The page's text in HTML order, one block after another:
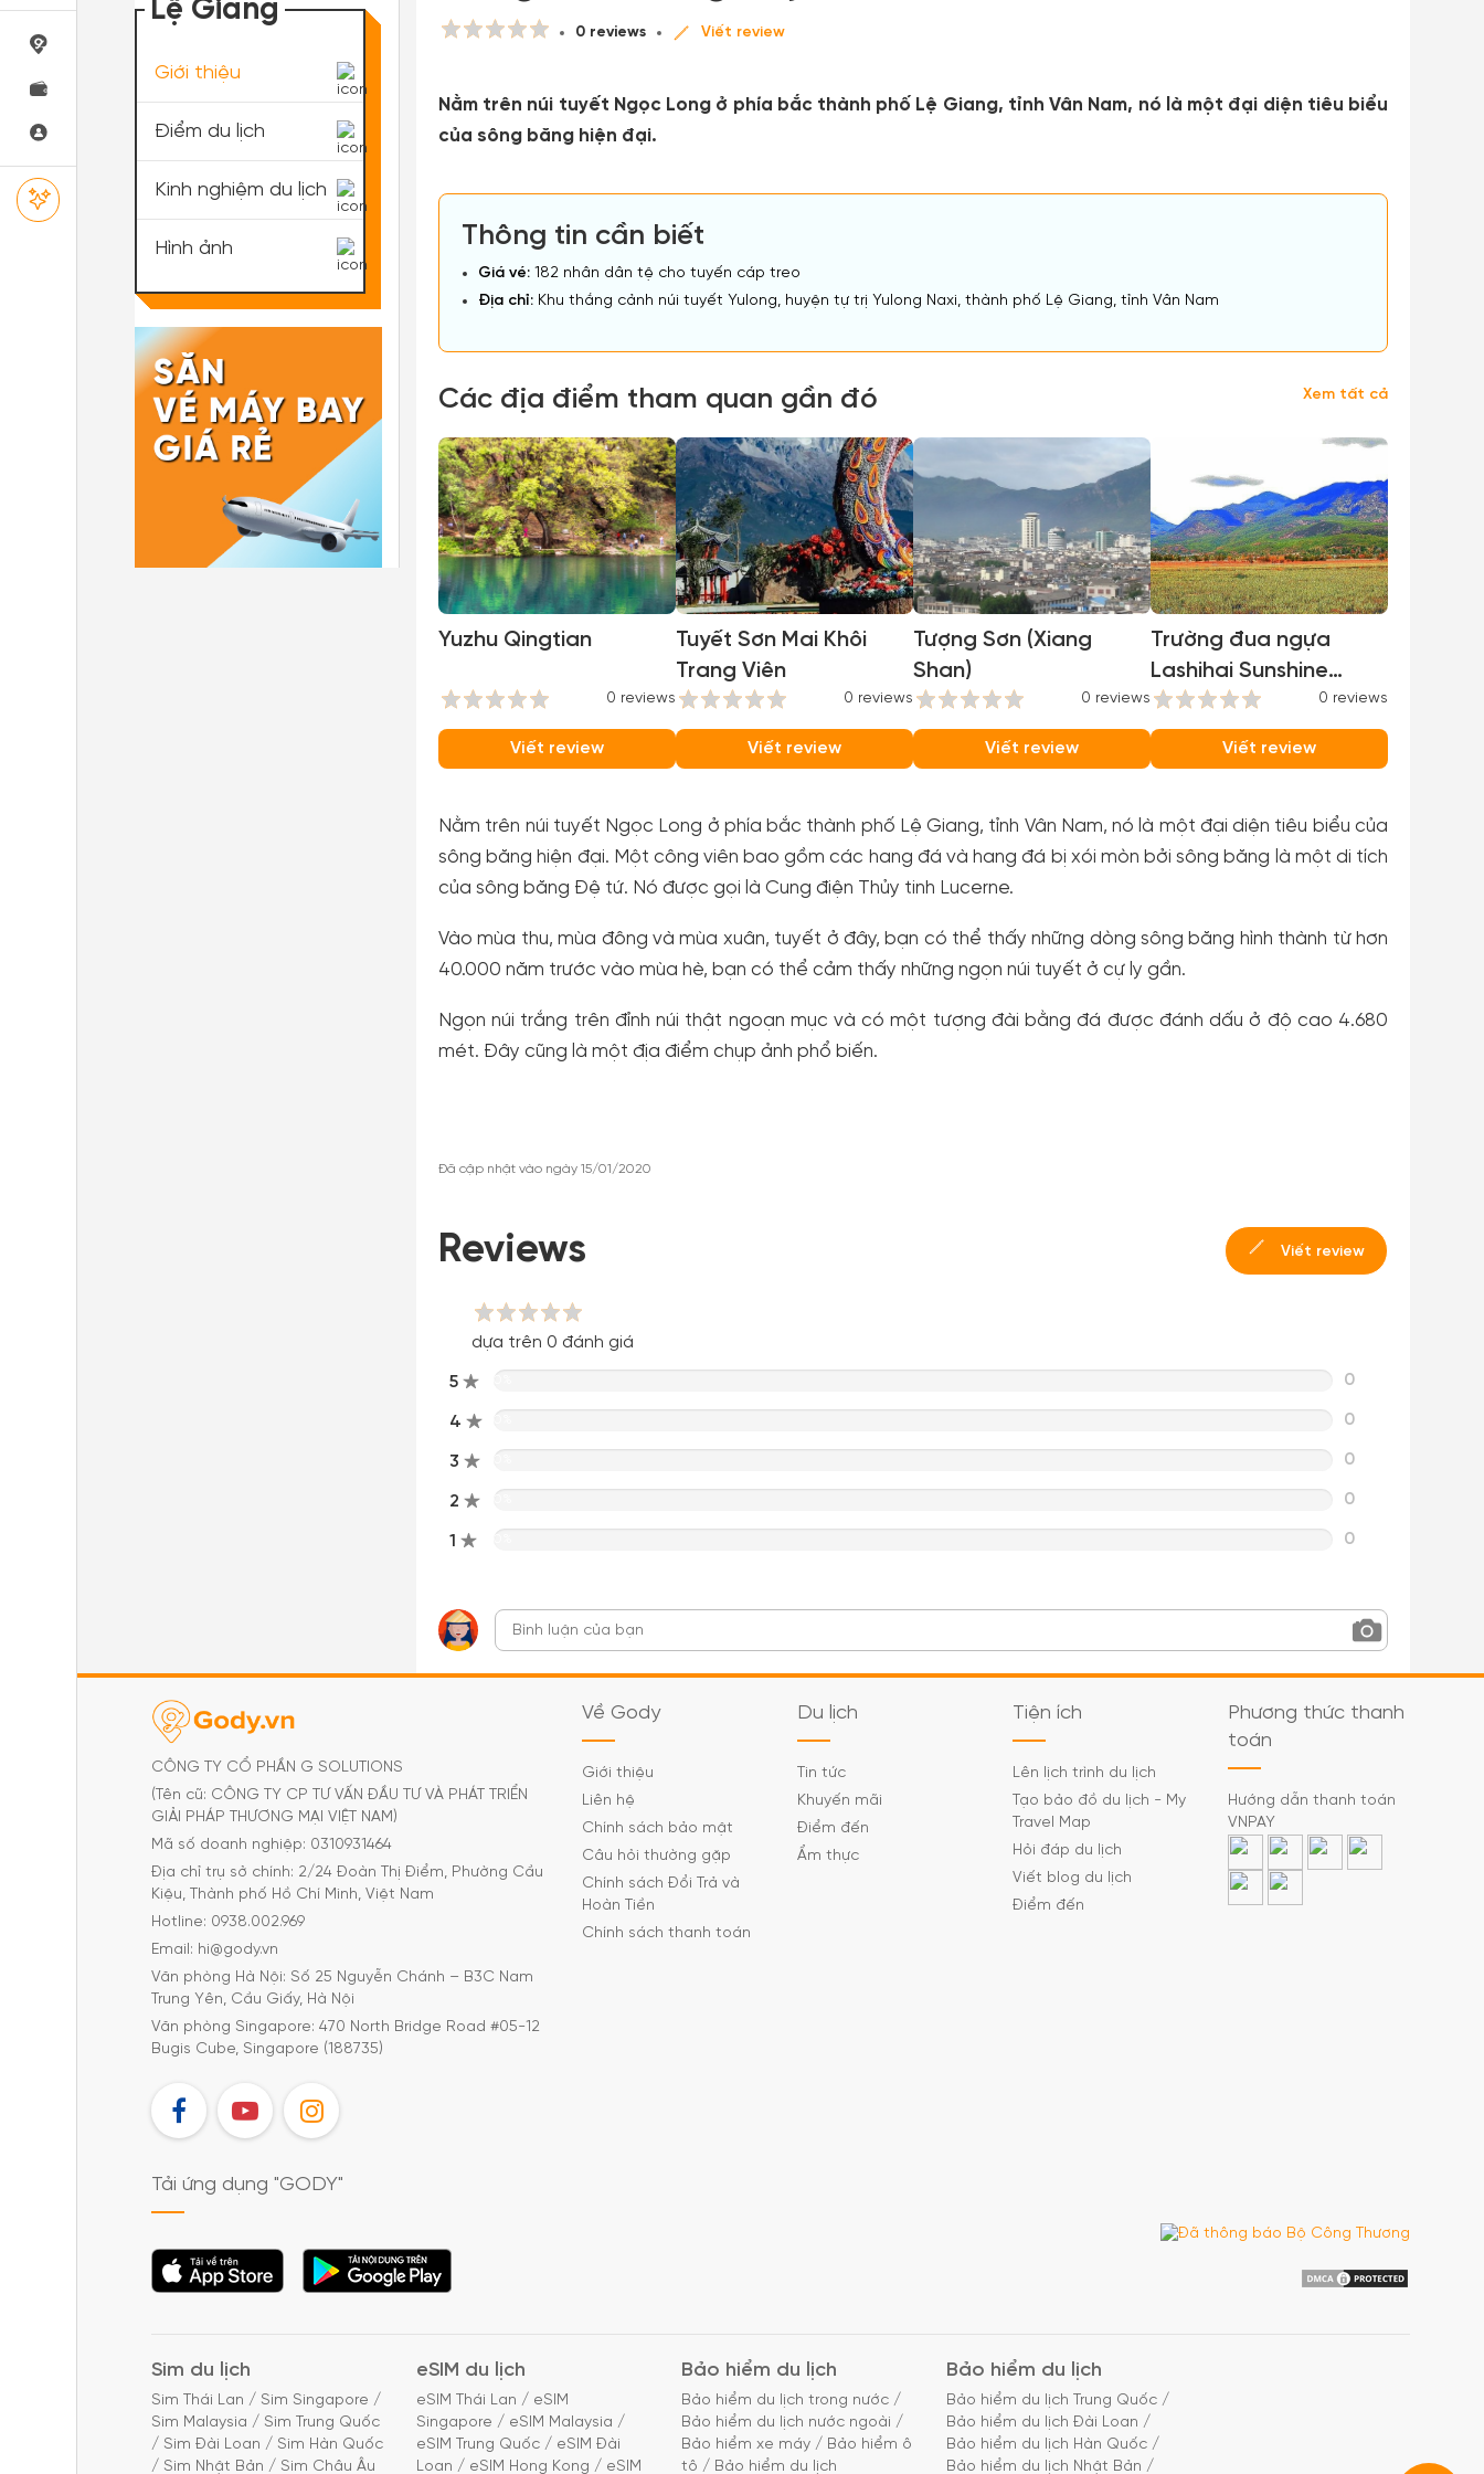
0 reviews Viết review
Nằm trên núi tuyết Ngọc Long ở phía bắc thành phố Lệ Giang, tỉnh Vân Nam, nó là một đại diện tiêu biểu
của sông băng hiện đại.
Thông tin cần biết
Giá vé: 182 nhân dân tệ cho tuyến cáp treo
Địa chỉ: Khu thắng cảnh núi tuyết Yulong, huyện tự trị Yulong Naxi, thành phố Lệ Giang, tỉnh Vân Nam
Các địa điểm tham quan gần đó Xem tất cả
Yuzhu Qingtian
0 reviews
Viết review
Tuyết Sơn Mai Khôi
Trang Viên
0 reviews
Viết review
Tượng Sơn (Xiang
Shan)
0 reviews
Viết review
Trường đua ngựa
Lashihai Sunshine
Coast
0 reviews
Viết review
Nằm trên núi tuyết Ngọc Long ở phía bắc thành phố Lệ Giang, tỉnh Vân Nam, nó là một đại diện tiêu biểu của
sông băng hiện đại. Một công viên bao gồm các hang đá và hang đá bị xói mòn bởi sông băng là một di tích
của sông băng Đệ tứ. Nó được gọi là Cung điện Thủy tinh Lucerne.
Vào mùa thu, mùa đông và mùa xuân, tuyết ở đây, bạn có thể thấy những dòng sông băng hình thành từ hơn
40.000 năm trước vào mùa hè, bạn có thể cảm thấy những ngọn núi tuyết ở cự ly gần.
Ngọn núi trắng trên đỉnh núi thật ngoạn mục và có một tượng đài bằng đá được đánh dấu ở độ cao 4.680
mét. Đây cũng là một địa điểm chụp ảnh phổ biến.
Đã cập nhật vào ngày 15/01/2020
Reviews Viết review
dựa trên 0 đánh giá
5 0
4 0
3 0
2 0
1 0
Lệ Giang
Giới thiệu
Điểm du lịch
Kinh nghiệm du lịch
Hình ảnh
CÔNG TY CỔ PHẦN G SOLUTIONS
(Tên cũ: CÔNG TY CP TƯ VẤN ĐẦU TƯ VÀ PHÁT TRIỂN
GIẢI PHÁP THƯƠNG MẠI VIỆT NAM)
Mã số doanh nghiệp: 0310931464
Địa chỉ trụ sở chính: 2/24 Đoàn Thị Điểm, Phường Cầu
Kiệu, Thành phố Hồ Chí Minh, Việt Nam
Hotline: 0938.002.969
Email: hi@gody.vn
Văn phòng Hà Nội: Số 25 Nguyễn Chánh – B3C Nam
Trung Yên, Cầu Giấy, Hà Nội
Văn phòng Singapore: 470 North Bridge Road #05-12
Bugis Cube, Singapore (188735)
FB YT IG
Về Gody
Giới thiệu
Liên hệ
Chính sách bảo mật
Câu hỏi thường gặp
Chính sách Đổi Trả và
Hoàn Tiền
Chính sách thanh toán
Du lịch
Tin tức
Khuyến mãi
Điểm đến
Ẩm thực
Tiện ích
Lên lịch trình du lịch
Tạo bảo đồ du lịch - My
Travel Map
Hỏi đáp du lịch
Viết blog du lịch
Điểm đến
Phương thức thanh
toán
Hướng dẫn thanh toán
VNPAY
Tải ứng dụng "GODY"
Tải ứng dụng Tải ứng dụng
Sim du lịch
Sim Thái Lan / Sim Singapore /
Sim Malaysia / Sim Trung Quốc
/ Sim Đài Loan / Sim Hàn Quốc
/ Sim Nhật Bản / Sim Châu Âu
eSIM du lịch
eSIM Thái Lan / eSIM
Singapore / eSIM Malaysia /
eSIM Trung Quốc / eSIM Đài
Loan / eSIM Hong Kong / eSIM
Bảo hiểm du lịch
Bảo hiểm du lịch trong nước /
Bảo hiểm du lịch nước ngoài /
Bảo hiểm xe máy / Bảo hiểm ô
tô / Bảo hiểm du lịch
Bảo hiểm du lịch
Bảo hiểm du lịch Trung Quốc /
Bảo hiểm du lịch Đài Loan /
Bảo hiểm du lịch Hàn Quốc /
Bảo hiểm du lịch Nhật Bản /